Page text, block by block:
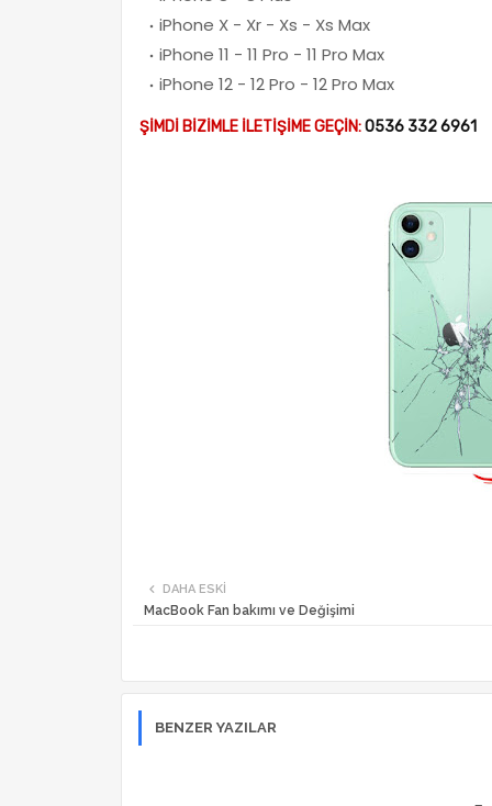
iPhone X - Xr - Xs - Xs Max
iPhone 11 - 11 Pro - 11 Pro Max
iPhone 12 - 12 Pro - 12 Pro Max
ŞİMDİ BİZİMLE İLETİŞİME GEÇİN:0536 332 6961
DAHA ESKI
MacBook Fan bakımı ve Değişimi
BENZER YAZILAR